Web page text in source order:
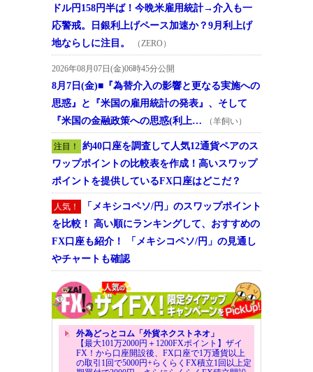
ドル円158円半ば！今晩米雇用統計→介入も一
応警戒。日銀利上げペース加速か？9月利上げ
地ならしに注目。
（ZERO）
2026年08月07日(金)06時45分公開
8月7日(金)■『為替介入の影響と更なる実施への
思惑』と『米国の雇用統計の発表』、そして
『米国の金融政策への思惑(利上…
（羊飼い）
注目！
約40口座を調査して人気12通貨ペアのス
ワップポイントの比較表を作成！高いスワップ
ポイントを提供しているFX口座はどこだ？
人気！
「メキシコペソ/円」のスワップポイント
を比較！ 高い順にランキングして、おすすめの
FX口座も紹介！ 「メキシコペソ/円」の見通し
やチャートも確認
外為どっとコム「外貨ネクストネオ」
【最大101万2000円＋1200FXポイント】ザイ
FX！から口座開設後、FX口座で1万通貨以上
の取引1回で5000円+らくらくFX積立1回以上定